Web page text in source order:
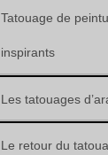
Tatouage de
inspirants
Les tatouages
Le retour du